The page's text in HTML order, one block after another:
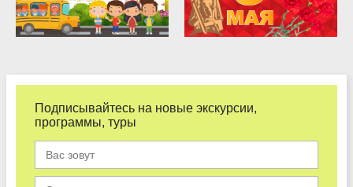
Подписывайтесь на новые экскурсии,
программы, туры